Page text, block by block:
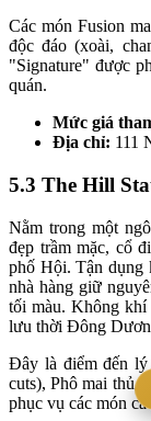
Các món Fusion
độc đáo (xoài,
"Signature" được
quán.
Mức giá
Địa chỉ: 111
5.3 The Hill
Nằm trong một
đẹp trầm mặc, cổ
phố Hội. Tận dụng
nhà hàng giữ
tối màu. Không khí
lưu thời Đông
Đây là điểm đến
cuts), Phô mai thủ
phục vụ các món